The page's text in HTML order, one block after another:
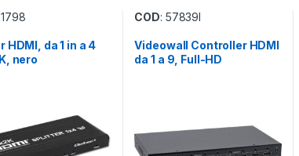
HDMI, da 1 in a 4
nero
COD: 57839I
Videowall Controller HDMI
da 1 a 9, Full-HD